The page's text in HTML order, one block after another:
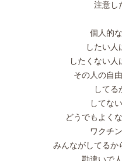
注意し
個人的
したい人
したくない人
その人の自
してる
してな
どうでもよく
ワクチ
みんながしてるか